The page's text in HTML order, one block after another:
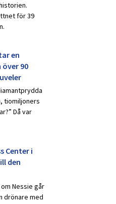
för 39
en
90
tiomiljoners
Då var
Center i
den
Nessie går
drönare med